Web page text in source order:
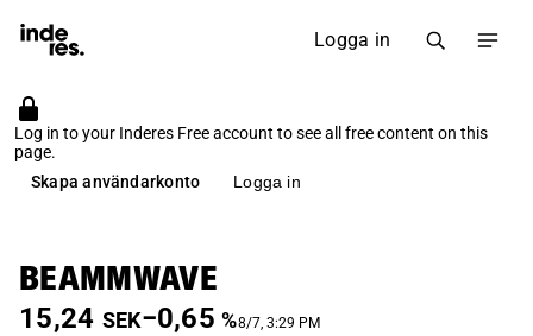
Logga in
Log in to your Inderes Free account to see all free content on this
page.
Skapa användarkonto
Logga in
BEAMMWAVE
15,24 SEK−0,65 %8/7, 3:29 PM